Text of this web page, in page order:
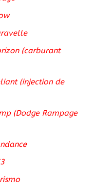
(carburant
(injection de
(Dodge Rampage